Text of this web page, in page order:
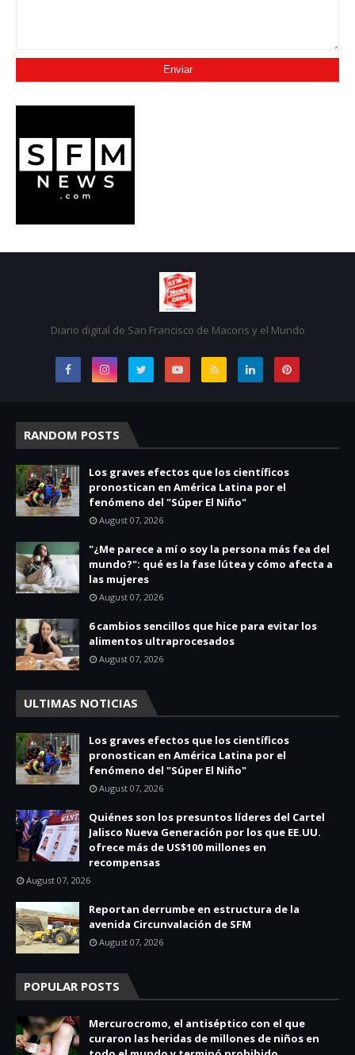
Diario digital de San Francisco de Macoris y el Mundo
RANDOM POSTS
Los graves efectos que los científicos
pronostican en América Latina por el
fenómeno del "Súper El Niño"
August 07, 2026
"¿Me parece a mí o soy la persona más fea del
mundo?": qué es la fase lútea y cómo afecta a
las mujeres
August 07, 2026
6 cambios sencillos que hice para evitar los
alimentos ultraprocesados
August 07, 2026
ULTIMAS NOTICIAS
Los graves efectos que los científicos
pronostican en América Latina por el
fenómeno del "Súper El Niño"
August 07, 2026
Quiénes son los presuntos líderes del Cartel
Jalisco Nueva Generación por los que EE.UU.
ofrece más de US$100 millones en
recompensas
August 07, 2026
Reportan derrumbe en estructura de la
avenida Circunvalación de SFM
August 07, 2026
POPULAR POSTS
Mercurocromo, el antiséptico con el que
curaron las heridas de millones de niños en